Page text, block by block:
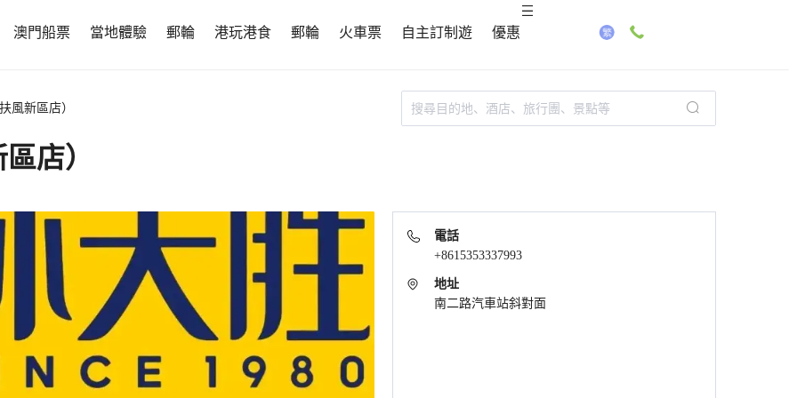
澳門船票 當地體驗 郵輪 港玩港食 郵輪 火車票 自主訂制遊 優惠
風新區店）
店）
電話
+8615353337993
地址
南二路汽車站斜對面